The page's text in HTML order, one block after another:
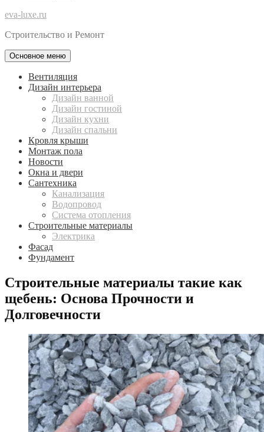
eva-luxe.ru
Строительство и Ремонт
Основное меню
Вентиляция
Дизайн интерьера
Дизайн ванной
Дизайн гостиной
Дизайн кухни
Дизайн спальни
Кровля крыши
Монтаж пола
Новости
Окна и двери
Сантехника
Канализация
Водопровод
Система отопления
Строительные материалы
Электрика
Фасад
Фундамент
Строительные материалы такие как
щебень: Основа Прочности и
Долговечности